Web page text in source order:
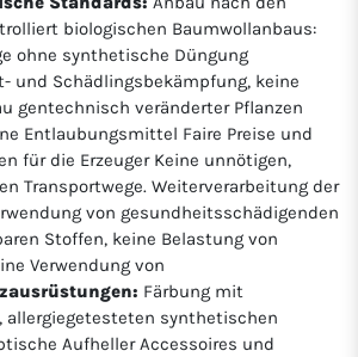
biologischen Baumwollanbaus:
ohne synthetische Düngung
und Schädlingsbekämpfung, keine
gentechnisch veränderter Pflanzen
Entlaubungsmittel Faire Preise und
für die Erzeuger Keine unnötigen,
Transportwege. Weiterverarbeitung der
von gesundheitsschädigenden
Stoffen, keine Belastung von
Verwendung von
Färbung mit
allergiegetesteten synthetischen
Aufheller Accessoires und